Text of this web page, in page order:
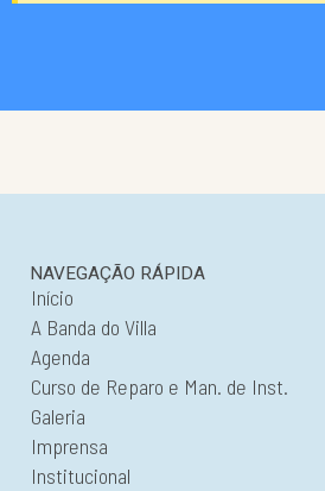
NAVEGAÇÃO RÁPIDA
Início
A Banda do Villa
Agenda
Curso de Reparo e Man. de Inst.
Galeria
Imprensa
Institucional